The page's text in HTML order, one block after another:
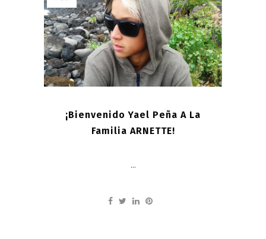
¡Bienvenido Yael Peña A La
Familia ARNETTE!
...